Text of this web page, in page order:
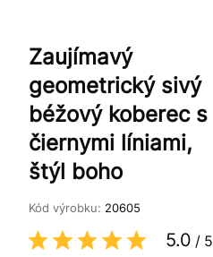
Zaujímavý
geometrický sivý
béžový koberec s
čiernymi líniami,
štýl boho
Kód výrobku: 20605
5.0 / 5